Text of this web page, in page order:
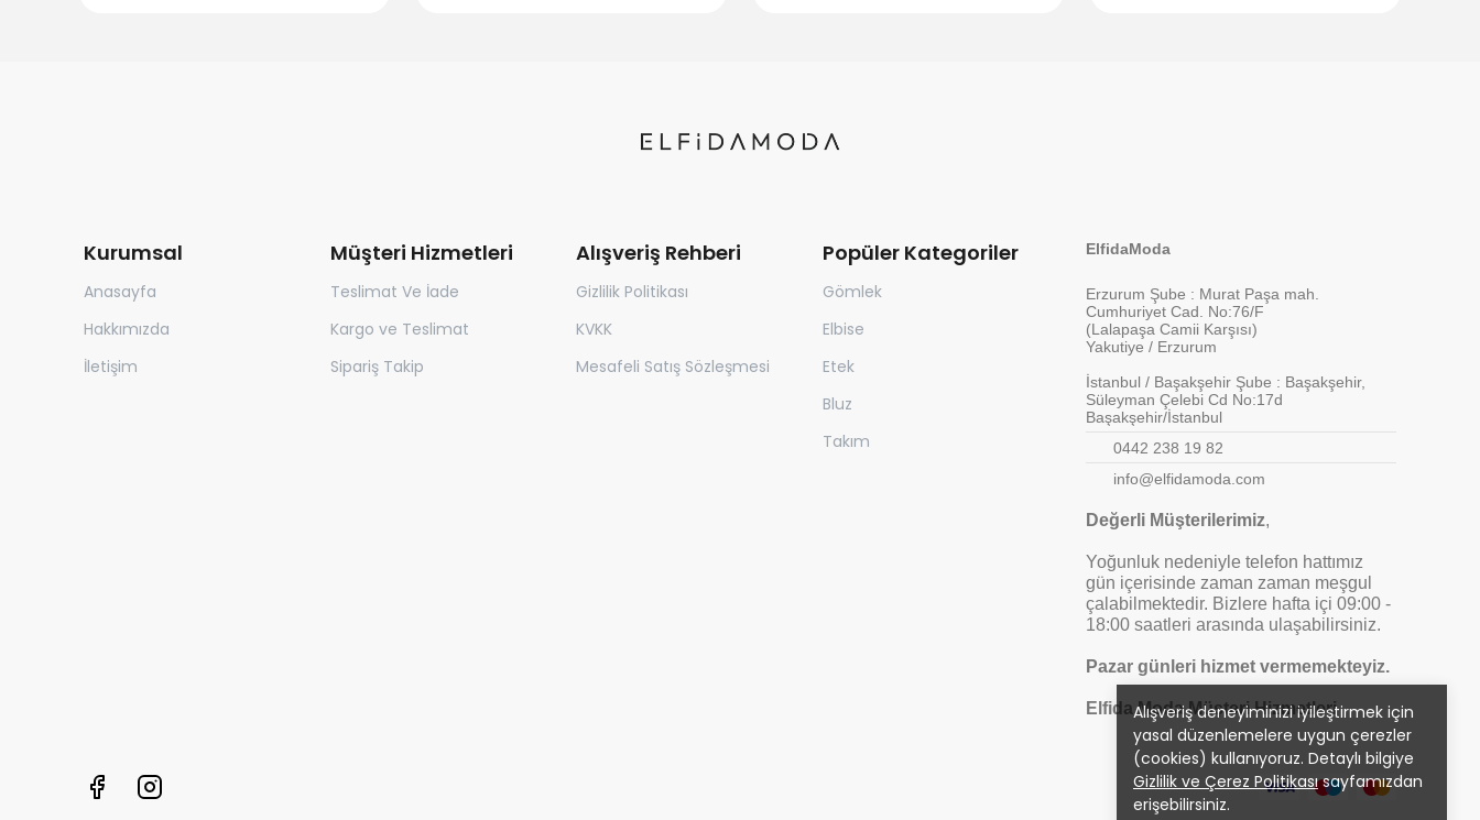
Alışveriş deneyiminizi iyileştirmek için
yasal düzenlemelere uygun çerezler
(cookies) kullanıyoruz. Detaylı bilgiye
Gizlilik ve Çerez Politikasısayfamızdan
erişebilirsiniz.
Kurumsal
Anasayfa
Hakkımızda
İletişim
Müşteri Hizmetleri
Teslimat Ve İade
Kargo ve Teslimat
Sipariş Takip
Alışveriş Rehberi
Gizlilik Politikası
KVKK
Mesafeli Satış Sözleşmesi
Popüler Kategoriler
Gömlek
Elbise
Etek
Bluz
Takım
ElfidaModa
Erzurum Şube : Murat Paşa mah.
Cumhuriyet Cad. No:76/F
(Lalapaşa Camii Karşısı)
Yakutiye / Erzurum
İstanbul / Başakşehir Şube : Başakşehir,
Süleyman Çelebi Cd No:17d
Başakşehir/İstanbul
0442 238 19 82
info@elfidamoda.com
Değerli Müşterilerimiz,
Yoğunluk nedeniyle telefon hattımız
gün içerisinde zaman zaman meşgul
çalabilmektedir. Bizlere hafta içi 09:00 -
18:00 saatleri arasında ulaşabilirsiniz.
Pazar günleri hizmet vermemekteyiz.
Elfida Moda Müşteri Hizmetleri